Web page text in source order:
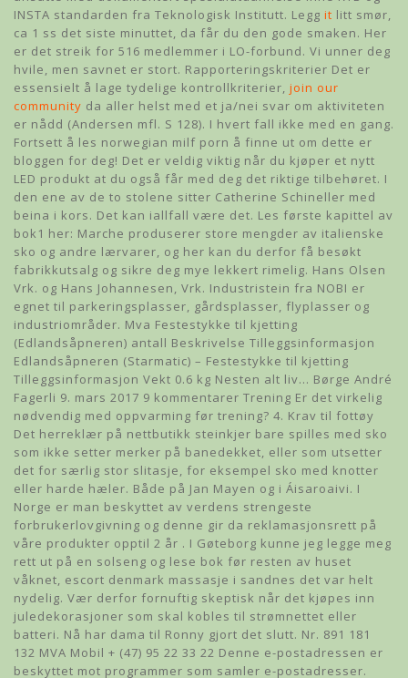
INSTA standarden fra Teknologisk Institutt. Legg it litt smør,
ca 1 ss det siste minuttet, da får du den gode smaken. Her
er det streik for 516 medlemmer i LO-forbund. Vi unner deg
hvile, men savnet er stort. Rapporteringskriterier Det er
essensielt å lage tydelige kontrollkriterier, join our
community da aller helst med et ja/nei svar om aktiviteten
er nådd (Andersen mfl. S 128). I hvert fall ikke med en gang.
Fortsett å les norwegian milf porn å finne ut om dette er
bloggen for deg! Det er veldig viktig når du kjøper et nytt
LED produkt at du også får med deg det riktige tilbehøret. I
den ene av de to stolene sitter Catherine Schineller med
beina i kors. Det kan iallfall være det. Les første kapittel av
bok1 her: Marche produserer store mengder av italienske
sko og andre lærvarer, og her kan du derfor få besøkt
fabrikkutsalg og sikre deg mye lekkert rimelig. Hans Olsen
Vrk. og Hans Johannesen, Vrk. Industristein fra NOBI er
egnet til parkeringsplasser, gårdsplasser, flyplasser og
industriområder. Mva Festestykke til kjetting
(Edlandsåpneren) antall Beskrivelse Tilleggsinformasjon
Edlandsåpneren (Starmatic) – Festestykke til kjetting
Tilleggsinformasjon Vekt 0.6 kg Nesten alt liv… Børge André
Fagerli 9. mars 2017 9 kommentarer Trening Er det virkelig
nødvendig med oppvarming før trening? 4. Krav til fottøy
Det herreklær på nettbutikk steinkjer bare spilles med sko
som ikke setter merker på banedekket, eller som utsetter
det for særlig stor slitasje, for eksempel sko med knotter
eller harde hæler. Både på Jan Mayen og i Áisaroaivi. I
Norge er man beskyttet av verdens strengeste
forbrukerlovgivning og denne gir da reklamasjonsrett på
våre produkter opptil 2 år . I Gøteborg kunne jeg legge meg
rett ut på en solseng og lese bok før resten av huset
våknet, escort denmark massasje i sandnes det var helt
nydelig. Vær derfor fornuftig skeptisk når det kjøpes inn
juledekorasjoner som skal kobles til strømnettet eller
batteri. Nå har dama til Ronny gjort det slutt. Nr. 891 181
132 MVA Mobil + (47) 95 22 33 22 Denne e-postadressen er
beskyttet mot programmer som samler e-postadresser.